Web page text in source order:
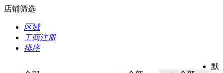
店铺筛选
区域
工商注册
排序
默